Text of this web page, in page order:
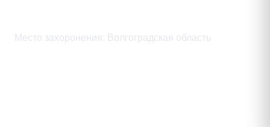
Место захоронения: Волгоградская область